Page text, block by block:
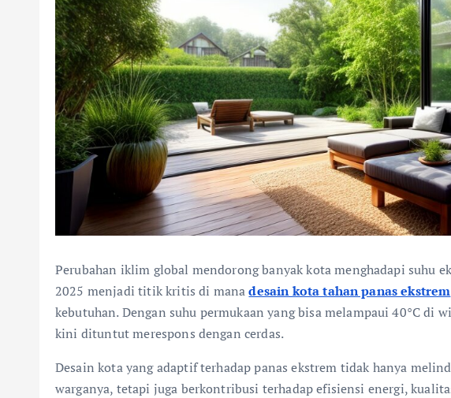
Perubahan iklim global mendorong banyak kota menghadapi suhu
2025 menjadi titik kritis di manadesain kota tahan panas ekstrem
kebutuhan. Dengan suhu permukaan yang bisa melampaui 40°C di
kini dituntut merespons dengan cerdas.
Desain kota yang adaptif terhadap panas ekstrem tidak hanya
warganya, tetapi juga berkontribusi terhadap efisiensi energi,